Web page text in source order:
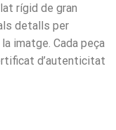
rígid de gran
detalls per
imatge. Cada peça
d’autenticitat